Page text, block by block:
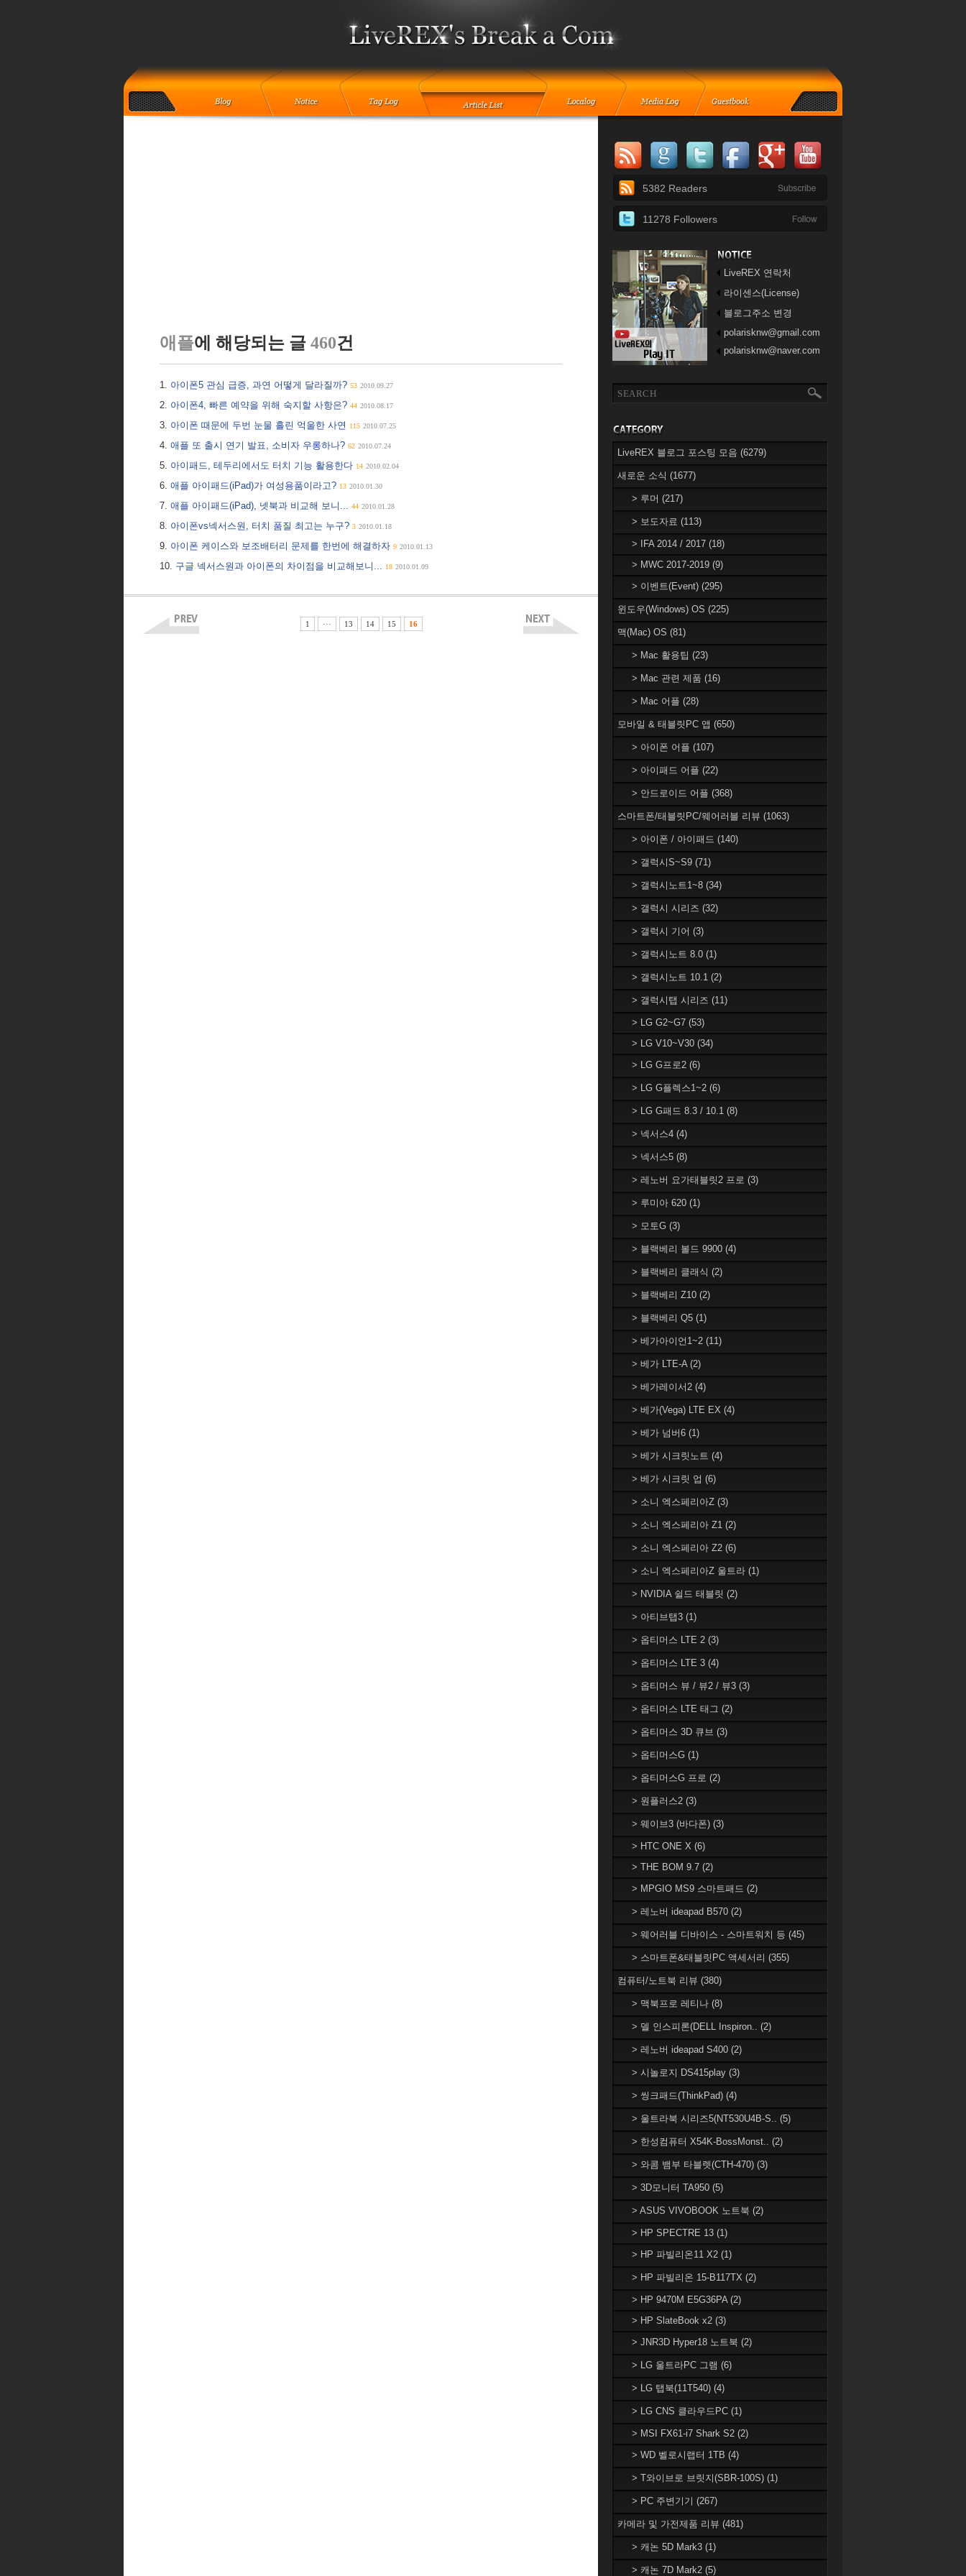
애플에 해당되는 글 460건
아이폰5 관심 급증, 과연 어떻게 달라질까? 53 2010.09.27
아이폰4, 빠른 예약을 위해 숙지할 사항은? 44 2010.08.17
아이폰 때문에 두번 눈물 흘린 억울한 사연 115 2010.07.25
애플 또 출시 연기 발표, 소비자 우롱하나? 62 2010.07.24
아이패드, 테두리에서도 터치 기능 활용한다 14 2010.02.04
애플 아이패드(iPad)가 여성용품이라고? 13 2010.01.30
애플 아이패드(iPad), 넷북과 비교해 보니... 44 2010.01.28
아이폰vs넥서스원, 터치 품질 최고는 누구? 3 2010.01.18
아이폰 케이스와 보조배터리 문제를 한번에 해결하자 9 2010.01.13
구글 넥서스원과 아이폰의 차이점을 비교해보니... 18 2010.01.09
1 ··· 13 14 15 16
5382 Readers
11278 Followers
LiveREX 연락처
라이센스(License)
블로그주소 변경
polarisknw@gmail.com
polarisknw@naver.com
LiveREX 블로그 포스팅 모음 (6279)
새로운 소식 (1677)
> 루머 (217)
> 보도자료 (113)
> IFA 2014 / 2017 (18)
> MWC 2017-2019 (9)
> 이벤트(Event) (295)
윈도우(Windows) OS (225)
맥(Mac) OS (81)
> Mac 활용팁 (23)
> Mac 관련 제품 (16)
> Mac 어플 (28)
모바일 & 태블릿PC 앱 (650)
> 아이폰 어플 (107)
> 아이패드 어플 (22)
> 안드로이드 어플 (368)
스마트폰/태블릿PC/웨어러블 리뷰 (1063)
> 아이폰 / 아이패드 (140)
> 갤럭시S~S9 (71)
> 갤럭시노트1~8 (34)
> 갤럭시 시리즈 (32)
> 갤럭시 기어 (3)
> 갤럭시노트 8.0 (1)
> 갤럭시노트 10.1 (2)
> 갤럭시탭 시리즈 (11)
> LG G2~G7 (53)
> LG V10~V30 (34)
> LG G프로2 (6)
> LG G플렉스1~2 (6)
> LG G패드 8.3 / 10.1 (8)
> 넥서스4 (4)
> 넥서스5 (8)
> 레노버 요가태블릿2 프로 (3)
> 루미아 620 (1)
> 모토G (3)
> 블랙베리 볼드 9900 (4)
> 블랙베리 클래식 (2)
> 블랙베리 Z10 (2)
> 블랙베리 Q5 (1)
> 베가아이언1~2 (11)
> 베가 LTE-A (2)
> 베가레이서2 (4)
> 베가(Vega) LTE EX (4)
> 베가 넘버6 (1)
> 베가 시크릿노트 (4)
> 베가 시크릿 업 (6)
> 소니 엑스페리아Z (3)
> 소니 엑스페리아 Z1 (2)
> 소니 엑스페리아 Z2 (6)
> 소니 엑스페리아Z 울트라 (1)
> NVIDIA 쉴드 태블릿 (2)
> 아티브탭3 (1)
> 옵티머스 LTE 2 (3)
> 옵티머스 LTE 3 (4)
> 옵티머스 뷰 / 뷰2 / 뷰3 (3)
> 옵티머스 LTE 태그 (2)
> 옵티머스 3D 큐브 (3)
> 옵티머스G (1)
> 옵티머스G 프로 (2)
> 원플러스2 (3)
> 웨이브3 (바다폰) (3)
> HTC ONE X (6)
> THE BOM 9.7 (2)
> MPGIO MS9 스마트패드 (2)
> 레노버 ideapad B570 (2)
> 웨어러블 디바이스 - 스마트워치 등 (45)
> 스마트폰&태블릿PC 액세서리 (355)
컴퓨터/노트북 리뷰 (380)
> 맥북프로 레티나 (8)
> 델 인스피론(DELL Inspiron.. (2)
> 레노버 ideapad S400 (2)
> 시놀로지 DS415play (3)
> 씽크패드(ThinkPad) (4)
> 울트라북 시리즈5(NT530U4B-S.. (5)
> 한성컴퓨터 X54K-BossMonst.. (2)
> 와콤 뱀부 타블렛(CTH-470) (3)
> 3D모니터 TA950 (5)
> ASUS VIVOBOOK 노트북 (2)
> HP SPECTRE 13 (1)
> HP 파빌리온11 X2 (1)
> HP 파빌리온 15-B117TX (2)
> HP 9470M E5G36PA (2)
> HP SlateBook x2 (3)
> JNR3D Hyper18 노트북 (2)
> LG 울트라PC 그램 (6)
> LG 탭북(11T540) (4)
> LG CNS 클라우드PC (1)
> MSI FX61-i7 Shark S2 (2)
> WD 벨로시랩터 1TB (4)
> T와이브로 브릿지(SBR-100S) (1)
> PC 주변기기 (267)
카메라 및 가전제품 리뷰 (481)
> 캐논 5D Mark3 (1)
> 캐논 7D Mark2 (5)